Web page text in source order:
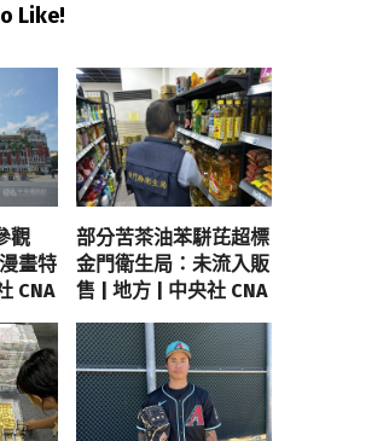
Like!
觀
畫特
CNA
部分苦茶油苯駢芘超標
金門衛生局：未流入販
售 | 地方 | 中央社 CNA